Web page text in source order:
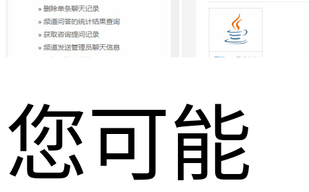
您可能